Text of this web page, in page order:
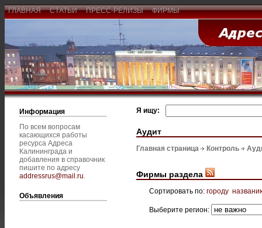
ГЛАВНАЯ СТАТЬИ ПРЕСС-РЕЛИЗЫ ФИРМЫ
Информация
По всем вопросам
касающихся работы
ресурса Адреса
Калининграда и
добавления в справочник
пишите по адресу
addressrus@mail.ru.
Объявления
Я ищу:
Аудит
Главная страница Контроль
Фирмы раздела
Сортировать по: городу
Выберите регион: